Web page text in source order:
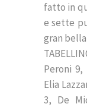
fatto in
e sette
gran bella
Peroni 9,
Elia
3, De